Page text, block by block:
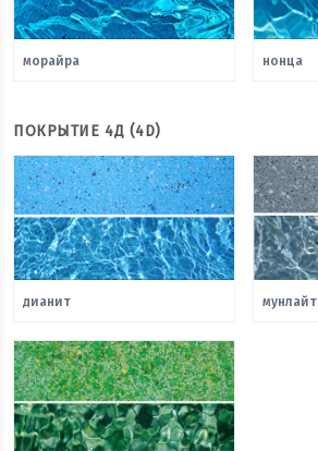
морайра нонца
ПОКРЫТИЕ 4Д (4D)
дианит мунлайт